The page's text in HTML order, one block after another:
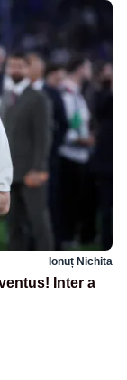
Ionuț Nichita
Inter a